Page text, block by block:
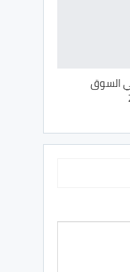
في السوق